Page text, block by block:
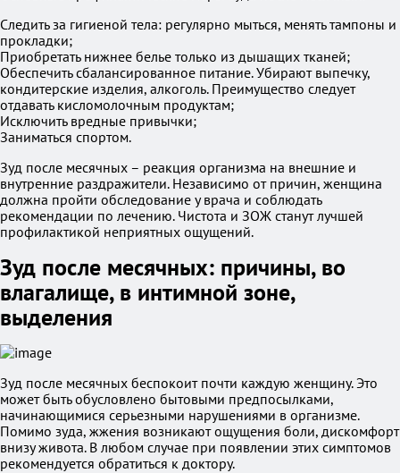
Следить за гигиеной тела: регулярно мыться, менять тампоны и
прокладки;
Приобретать нижнее белье только из дышащих тканей;
Обеспечить сбалансированное питание. Убирают выпечку,
кондитерские изделия, алкоголь. Преимущество следует
отдавать кисломолочным продуктам;
Исключить вредные привычки;
Заниматься спортом.
Зуд после месячных – реакция организма на внешние и
внутренние раздражители. Независимо от причин, женщина
должна пройти обследование у врача и соблюдать
рекомендации по лечению. Чистота и ЗОЖ станут лучшей
профилактикой неприятных ощущений.
Зуд после месячных: причины, во
влагалище, в интимной зоне,
выделения
Зуд после месячных беспокоит почти каждую женщину. Это
может быть обусловлено бытовыми предпосылками,
начинающимися серьезными нарушениями в организме.
Помимо зуда, жжения возникают ощущения боли, дискомфорт
внизу живота. В любом случае при появлении этих симптомов
рекомендуется обратиться к доктору.